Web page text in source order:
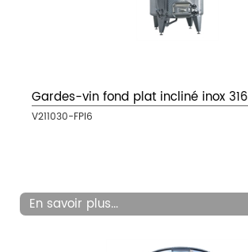
Gardes-vin fond plat incliné inox 316
V211030-FPI6
En savoir plus...